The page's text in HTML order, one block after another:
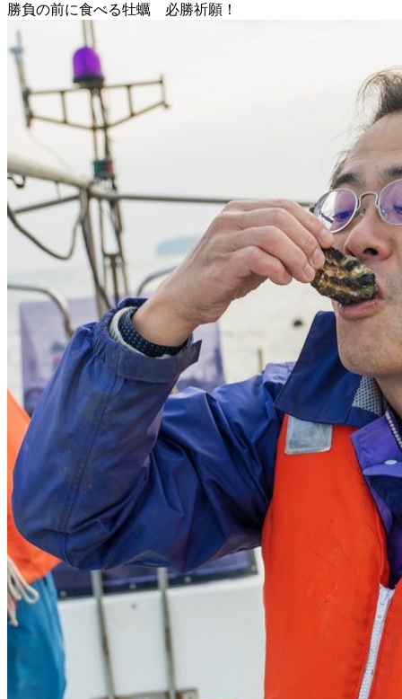
勝負の前に食べる牡蠣 必勝祈願！